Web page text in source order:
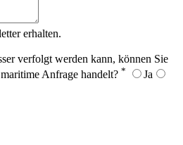
erhalten.
verfolgt werden kann, können Sie
Anfrage handelt? *
Ja